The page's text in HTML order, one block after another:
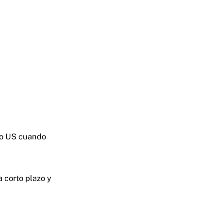
US cuando
corto plazo y